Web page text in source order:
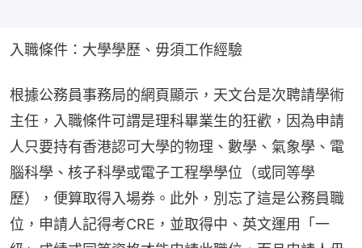
入職條件：大學學歷、毋須工作經驗
根據公務員事務局的網頁顯示，天文台是次聘請學術
主任，入職條件可謂是理科畢業生的狂歡，因為申請
人只要持有香港認可大學的物理、數學、氣象學、電
腦科學、核子科學或電子工程學學位（或同等學
歷），便算取得入場券。此外，別忘了這是公務員職
位，申請人記得考CRE，並取得中、英文運用「一